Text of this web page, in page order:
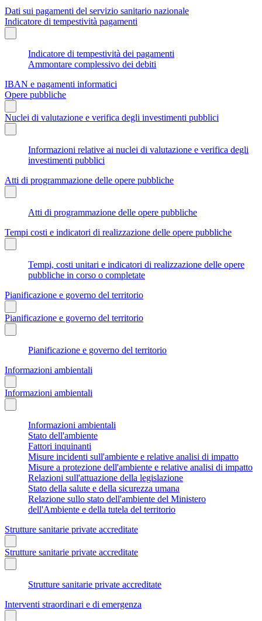
Dati sui pagamenti del servizio sanitario nazionale
Indicatore di tempestività pagamenti
Indicatore di tempestività dei pagamenti
Ammontare complessivo dei debiti
IBAN e pagamenti informatici
Opere pubbliche
Nuclei di valutazione e verifica degli investimenti pubblici
Informazioni relative ai nuclei di valutazione e verifica degli
investimenti pubblici
Atti di programmazione delle opere pubbliche
Atti di programmazione delle opere pubbliche
Tempi costi e indicatori di realizzazione delle opere pubbliche
Tempi, costi unitari e indicatori di realizzazione delle opere
pubbliche in corso o completate
Pianificazione e governo del territorio
Pianificazione e governo del territorio
Pianificazione e governo del territorio
Informazioni ambientali
Informazioni ambientali
Informazioni ambientali
Stato dell'ambiente
Fattori inquinanti
Misure incidenti sull'ambiente e relative analisi di impatto
Misure a protezione dell'ambiente e relative analisi di impatto
Relazioni sull'attuazione della legislazione
Stato della salute e della sicurezza umana
Relazione sullo stato dell'ambiente del Ministero
dell'Ambiente e della tutela del territorio
Strutture sanitarie private accreditate
Strutture sanitarie private accreditate
Strutture sanitarie private accreditate
Interventi straordinari e di emergenza